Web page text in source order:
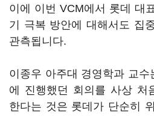
이에 이번 VCM에서 롯데 대
기 극복 방안에 대해서도 집
관측됩니다.
이종우 아주대 경영학과 교
에 진행했던 회의를 사상 처
한다는 것은 롯데가 단순히